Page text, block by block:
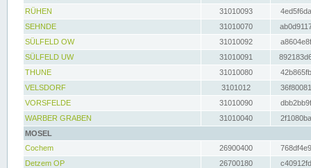
RÜHEN
31010093
SEHNDE
31010070
SÜLFELD OW
31010092
SÜLFELD UW
31010091
THUNE
31010080
VELSDORF
3101012
VORSFELDE
31010090
WARBER GRABEN
31010040
MOSEL
Cochem
26900400
Detzem OP
26700180